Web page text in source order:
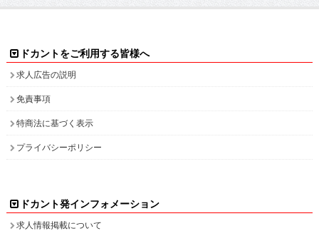
ドカントをご利用する皆様へ
求人広告の説明
免責事項
特商法に基づく表示
プライバシーポリシー
ドカント発インフォメーション
求人情報掲載について